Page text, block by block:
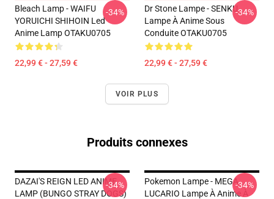
Bleach Lamp - WAIFU
YORUICHI SHIHOIN Led
Anime Lamp OTAKU0705
22,99 € - 27,59 €
-34%
Dr Stone Lampe - SENKU
Lampe À Anime Sous
Conduite OTAKU0705
22,99 € - 27,59 €
-34%
VOIR PLUS
Produits connexes
DAZAI'S REIGN LED ANIME
LAMP (BUNGO STRAY DOGS)
-34%
Pokemon Lampe - MEGA
LUCARIO Lampe À Anime À
-34%